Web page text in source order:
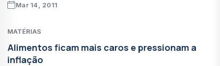
Mar 14, 2011
MATÉRIAS
Alimentos ficam mais caros e pressionam a
inflação